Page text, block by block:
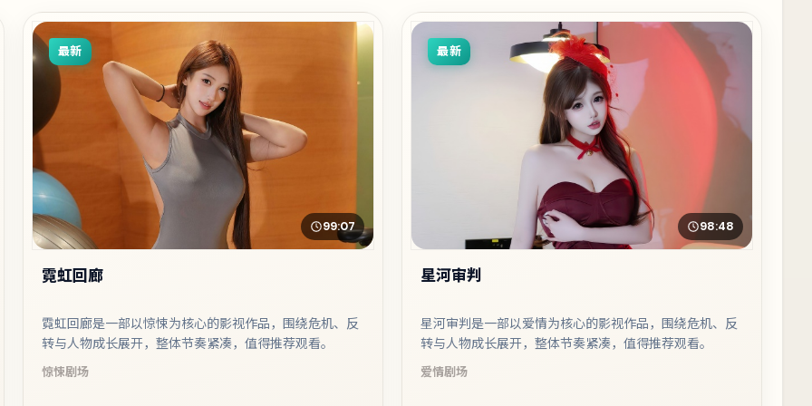
最新
99:07
霓虹回廊
霓虹回廊是一部以惊悚为核心的影视作品，围绕危机、反
转与人物成长展开，整体节奏紧凑，值得推荐观看。
惊悚剧场
最新
98:48
星河审判
星河审判是一部以爱情为核心的影视作品，围绕危机、反
转与人物成长展开，整体节奏紧凑，值得推荐观看。
爱情剧场